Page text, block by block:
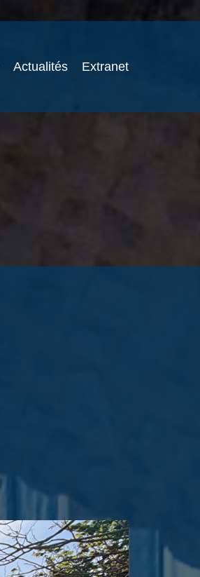
Actualités Extranet